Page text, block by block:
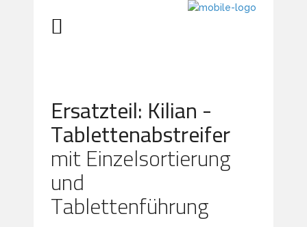
Ersatzteil: Kilian -
Tablettenabstreifer
mit Einzelsortierung
und
Tablettenführung